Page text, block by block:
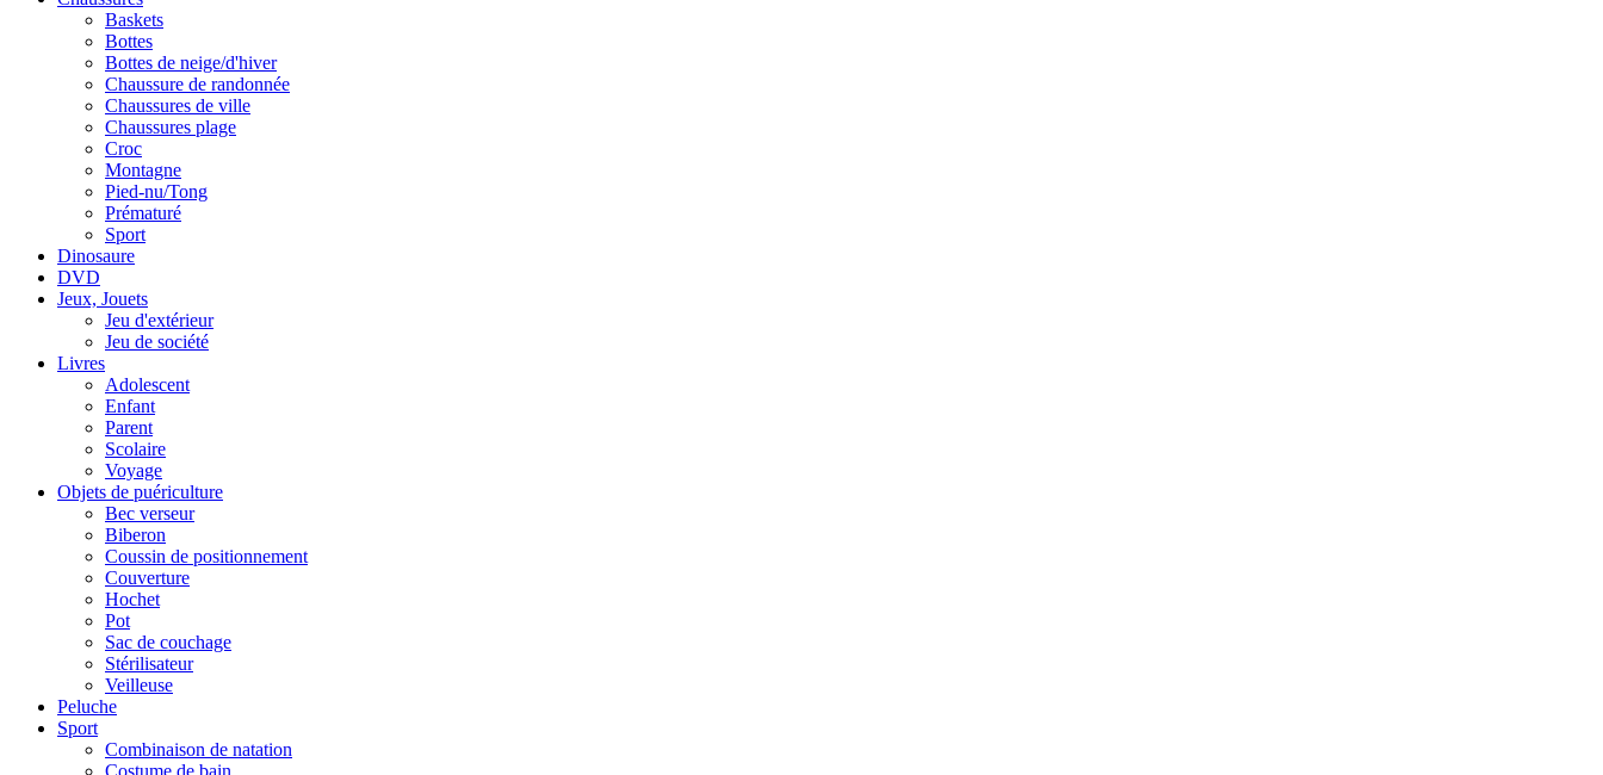
Baskets
Bottes
Bottes de neige/d'hiver
Chaussure de randonnée
Chaussures de ville
Chaussures plage
Croc
Montagne
Pied-nu/Tong
Prématuré
Sport
Dinosaure
DVD
Jeux, Jouets
Jeu d'extérieur
Jeu de société
Livres
Adolescent
Enfant
Parent
Scolaire
Voyage
Objets de puériculture
Bec verseur
Biberon
Coussin de positionnement
Couverture
Hochet
Pot
Sac de couchage
Stérilisateur
Veilleuse
Peluche
Sport
Combinaison de natation